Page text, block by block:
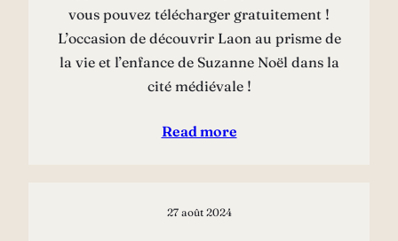
vous pouvez télécharger gratuitement !
L’occasion de découvrir Laon au prisme de
la vie et l’enfance de Suzanne Noël dans la
cité médiévale !
Read more
27 août 2024